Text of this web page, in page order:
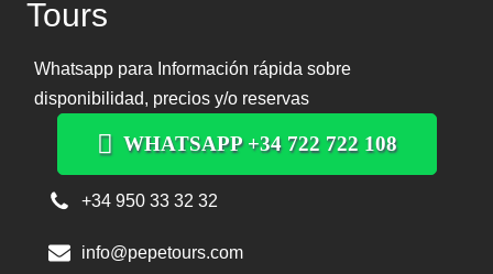
Tours
Whatsapp para Información rápida sobre
disponibilidad, precios y/o reservas
WHATSAPP +34 722 722 108
+34 950 33 32 32
info@pepetours.com